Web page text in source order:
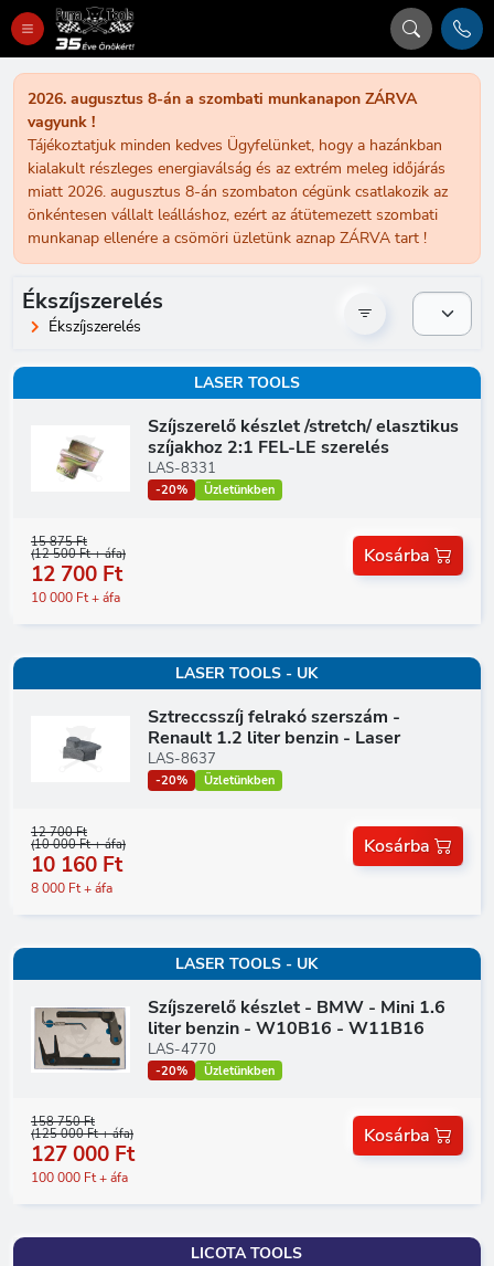
2026. augusztus 8-án a szombati munkanapon ZÁRVA
vagyunk !
Tájékoztatjuk minden kedves Ügyfelünket, hogy a hazánkban
kialakult részleges energiaválság és az extrém meleg időjárás
miatt 2026. augusztus 8-án szombaton cégünk csatlakozik az
önkéntesen vállalt leálláshoz, ezért az átütemezett szombati
munkanap ellenére a csömöri üzletünk aznap ZÁRVA tart !
Ékszíjszerelés
Ékszíjszerelés
LASER TOOLS
Szíjszerelő készlet /stretch/ elasztikus
szíjakhoz 2:1 FEL-LE szerelés
LAS-8331
-20% Üzletünkben
15 875 Ft
(12 500 Ft + áfa)
12 700 Ft
10 000 Ft + áfa
Kosárba
LASER TOOLS - UK
Sztreccsszíj felrakó szerszám -
Renault 1.2 liter benzin - Laser
LAS-8637
-20% Üzletünkben
12 700 Ft
(10 000 Ft + áfa)
10 160 Ft
8 000 Ft + áfa
Kosárba
LASER TOOLS - UK
Szíjszerelő készlet - BMW - Mini 1.6
liter benzin - W10B16 - W11B16
LAS-4770
-20% Üzletünkben
158 750 Ft
(125 000 Ft + áfa)
127 000 Ft
100 000 Ft + áfa
Kosárba
LICOTA TOOLS